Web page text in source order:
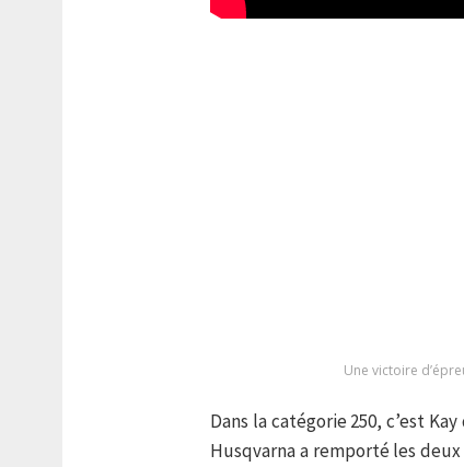
Une victoire
Dans la catégorie 250, c’est
Husqvarna a remporté les